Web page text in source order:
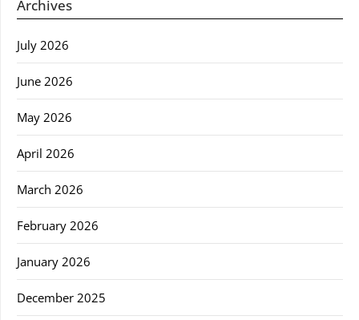
Archives
July 2026
June 2026
May 2026
April 2026
March 2026
February 2026
January 2026
December 2025